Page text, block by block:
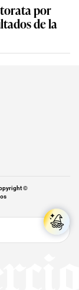
por
de la
©